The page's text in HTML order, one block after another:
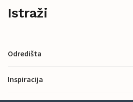
Istraži
Odredišta
Inspiracija